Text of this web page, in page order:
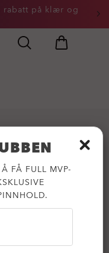
rabatt på klær og
50 % rabatt på
FÅ FULL MVP-